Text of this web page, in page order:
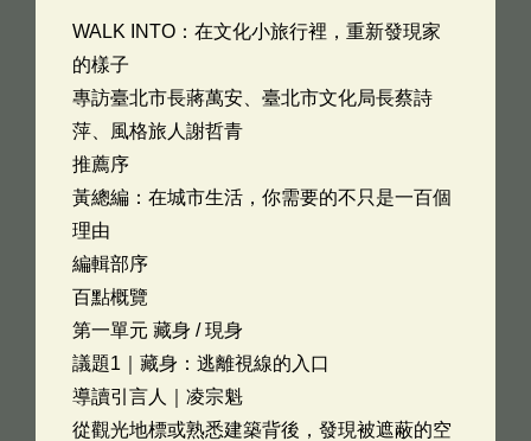
WALK INTO：在文化小旅行裡，重新發現家
的樣子
專訪臺北市長蔣萬安、臺北市文化局長蔡詩
萍、風格旅人謝哲青
推薦序
黃總編：在城市生活，你需要的不只是一百個
理由
編輯部序
百點概覽
第一單元 藏身 / 現身
議題1｜藏身：逃離視線的入口
導讀引言人｜凌宗魁
從觀光地標或熟悉建築背後，發現被遮蔽的空